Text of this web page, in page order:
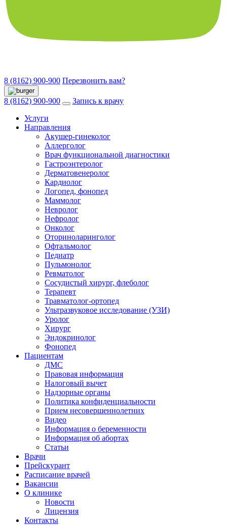
8 (8162) 900-900 Перезвонить вам?
8 (8162) 900-900
Запись к врачу
Услуги
Направления
Акушер-гинеколог
Аллерголог
Врач функциональной диагностики
Гастроэнтеролог
Дерматовенеролог
Кардиолог
Логопед, фонопед
Маммолог
Невролог
Нефролог
Онколог
Оториноларинголог
Офтальмолог
Педиатр
Пульмонолог
Ревматолог
Сосудистый хирург, флеболог
Терапевт
Травматолог-ортопед
Ультразвуковое исследование (УЗИ)
Уролог
Хирург
Эндокринолог
Фонопед
Пациентам
ДМС
Правовая информация
Налоговый вычет
Надзорные органы
Политика конфиденциальности
Прием несовершеннолетних
Видео
Информация о беременности
Информация об абортах
Статьи
Врачи
Прейскурант
Расписание врачей
Вакансии
О клинике
Новости
Лицензия
Контакты